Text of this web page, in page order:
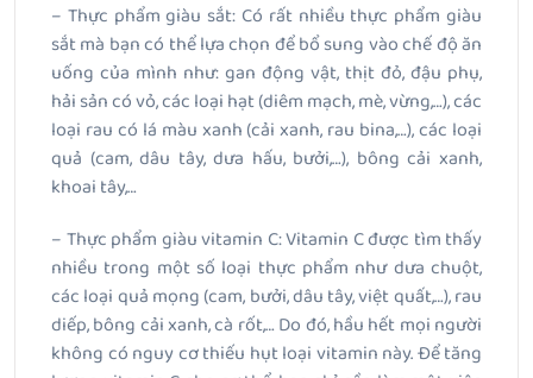
– Thực phẩm giàu sắt: Có rất nhiều thực phẩm giàu
sắt mà bạn có thể lựa chọn để bổ sung vào chế độ ăn
uống của mình như: gan động vật, thịt đỏ, đậu phụ,
hải sản có vỏ, các loại hạt (diêm mạch, mè, vừng,…), các
loại rau có lá màu xanh (cải xanh, rau bina,…), các loại
quả (cam, dâu tây, dưa hấu, bưởi,…), bông cải xanh,
khoai tây,…
– Thực phẩm giàu vitamin C: Vitamin C được tìm thấy
nhiều trong một số loại thực phẩm như dưa chuột,
các loại quả mọng (cam, bưởi, dâu tây, việt quất,…), rau
diếp, bông cải xanh, cà rốt,… Do đó, hầu hết mọi người
không có nguy cơ thiếu hụt loại vitamin này. Để tăng